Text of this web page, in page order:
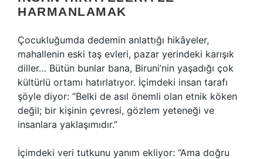
HARMANLAMAK
Çocukluğumda dedemin anlattığı hikâyeler,
mahallenin eski taş evleri, pazar yerindeki karışık
diller… Bütün bunlar bana, Biruni’nin yaşadığı çok
kültürlü ortamı hatırlatıyor. İçimdeki insan tarafı
şöyle diyor: “Belki de asıl önemli olan etnik köken
değil; bir kişinin çevresi, gözlem yeteneği ve
insanlara yaklaşımıdır.”
İçimdeki veri tutkunu yanım ekliyor: “Ama doğru